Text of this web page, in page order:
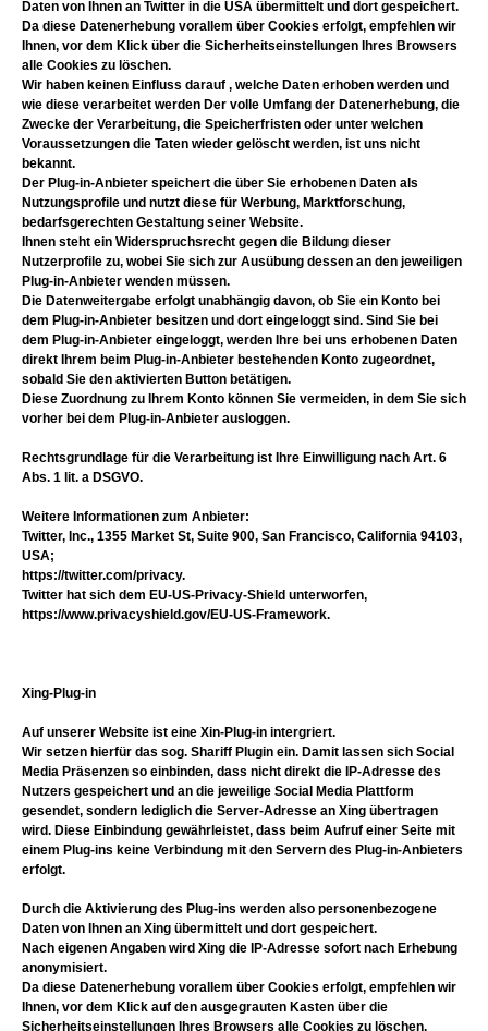
Daten von Ihnen an Twitter in die USA übermittelt und dort gespeichert.
Da diese Datenerhebung vorallem über Cookies erfolgt, empfehlen wir
Ihnen, vor dem Klick über die Sicherheitseinstellungen Ihres Browsers
alle Cookies zu löschen.
Wir haben keinen Einfluss darauf , welche Daten erhoben werden und
wie diese verarbeitet werden Der volle Umfang der Datenerhebung, die
Zwecke der Verarbeitung, die Speicherfristen oder unter welchen
Voraussetzungen die Taten wieder gelöscht werden, ist uns nicht
bekannt.
Der Plug-in-Anbieter speichert die über Sie erhobenen Daten als
Nutzungsprofile und nutzt diese für Werbung, Marktforschung,
bedarfsgerechten Gestaltung seiner Website.
Ihnen steht ein Widerspruchsrecht gegen die Bildung dieser
Nutzerprofile zu, wobei Sie sich zur Ausübung dessen an den jeweiligen
Plug-in-Anbieter wenden müssen.
Die Datenweitergabe erfolgt unabhängig davon, ob Sie ein Konto bei
dem Plug-in-Anbieter besitzen und dort eingeloggt sind. Sind Sie bei
dem Plug-in-Anbieter eingeloggt, werden Ihre bei uns erhobenen Daten
direkt Ihrem beim Plug-in-Anbieter bestehenden Konto zugeordnet,
sobald Sie den aktivierten Button betätigen.
Diese Zuordnung zu Ihrem Konto können Sie vermeiden, in dem Sie sich
vorher bei dem Plug-in-Anbieter ausloggen.
Rechtsgrundlage für die Verarbeitung ist Ihre Einwilligung nach Art. 6
Abs. 1 lit. a DSGVO.
Weitere Informationen zum Anbieter:
Twitter, Inc., 1355 Market St, Suite 900, San Francisco, California 94103,
USA;
https://twitter.com/privacy.
Twitter hat sich dem EU-US-Privacy-Shield unterworfen,
https://www.privacyshield.gov/EU-US-Framework.
Xing-Plug-in
Auf unserer Website ist eine Xin-Plug-in intergriert.
Wir setzen hierfür das sog. Shariff Plugin ein. Damit lassen sich Social
Media Präsenzen so einbinden, dass nicht direkt die IP-Adresse des
Nutzers gespeichert und an die jeweilige Social Media Plattform
gesendet, sondern lediglich die Server-Adresse an Xing übertragen
wird. Diese Einbindung gewährleistet, dass beim Aufruf einer Seite mit
einem Plug-ins keine Verbindung mit den Servern des Plug-in-Anbieters
erfolgt.
Durch die Aktivierung des Plug-ins werden also personenbezogene
Daten von Ihnen an Xing übermittelt und dort gespeichert.
Nach eigenen Angaben wird Xing die IP-Adresse sofort nach Erhebung
anonymisiert.
Da diese Datenerhebung vorallem über Cookies erfolgt, empfehlen wir
Ihnen, vor dem Klick auf den ausgegrauten Kasten über die
Sicherheitseinstellungen Ihres Browsers alle Cookies zu löschen.